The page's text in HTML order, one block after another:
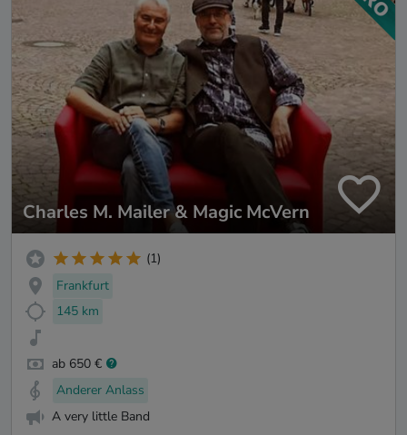
Charles M. Mailer & Magic McVern
(1)
Frankfurt
145 km
ab 650 €
Anderer Anlass
A very little Band